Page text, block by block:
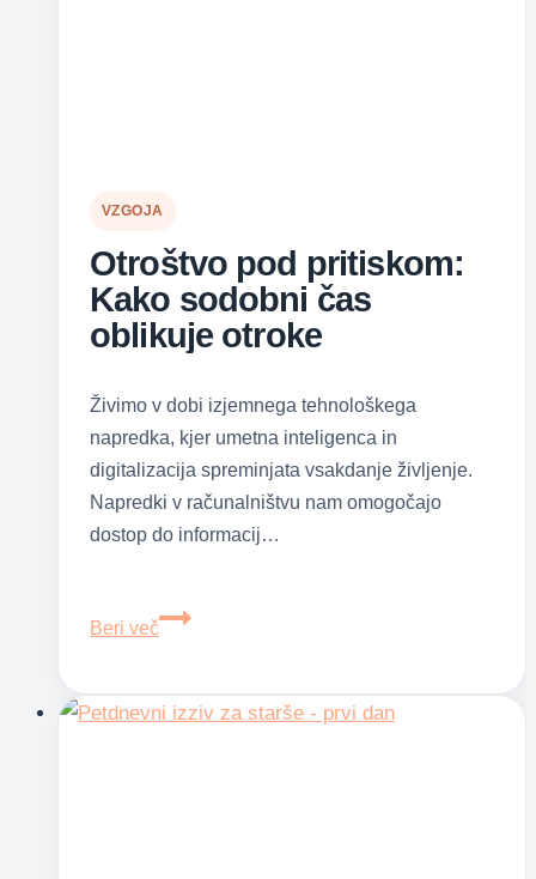
VZGOJA
Otroštvo pod pritiskom:
Kako sodobni čas
oblikuje otroke
Živimo v dobi izjemnega tehnološkega
napredka, kjer umetna inteligenca in
digitalizacija spreminjata vsakdanje življenje.
Napredki v računalništvu nam omogočajo
dostop do informacij…
Beri več
Otroštvo
Kako